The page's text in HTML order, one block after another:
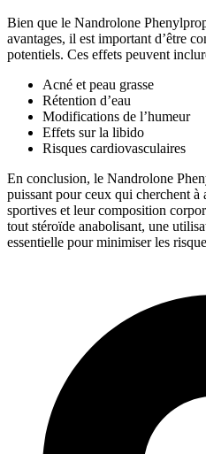
Bien que le Nandrolone
avantages, il est important d’être
potentiels. Ces effets peuvent
Acné et peau grasse
Rétention d’eau
Modifications de l’humeur
Effets sur la libido
Risques cardiovasculaires
En conclusion, le Nandrolone
puissant pour ceux qui cherchent à
sportives et leur composition
tout stéroïde anabolisant, une
essentielle pour minimiser les